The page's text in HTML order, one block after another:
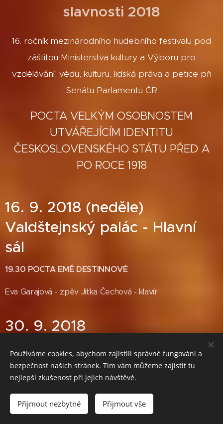
slavnosti 2018
16. ročník mezinárodního hudebního festivalu pod
záštitou Ministerstva kultury a Výboru pro
vzdělávání, vědu, kulturu, lidská práva a petice při
Senátu Parlamentu ČR
POCTA VELKÝM OSOBNOSTEM
UTVÁŘEJÍCÍM IDENTITU
ČESKOSLOVENSKÉHO STÁTU PŘED A
PO ROCE 1918
16. 9. 2018 (neděle)
Valdštejnský palác - Hlavní
sál
19.30 POCTA EMĚ DESTINNOVÉ
Eva Garajová - zpěv Jitka Čechová - klavír
30. 9. 2018
Hlavní sál
Petr Nouzovský - violoncello Miroslav Sekera - klavír
Používáme cookies, abychom zajistili správné fungování a
bezpečnost našich stránek. Tím vám můžeme zajistit tu
nejlepší zkušenost při jejich návštěvě.
Přijmout nezbytné Přijmout vše